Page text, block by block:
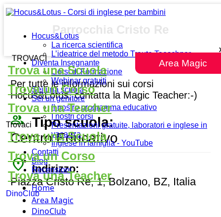
Hocus&Lotus
La ricerca scientifica
L’ideatrice del metodo Traute Taeschner
Diventa Insegnante
Corsi di Formazione
Webinar gratuiti
Sei una scuola
Sei un genitore
Il nostro programma educativo
I nostri corsi
Presentazioni gratuite, laboratori e inglese in
vacanza
Inglese in famiglia - YouTube
Contatti
Blog
Recensioni
Home
Area Magic
DinoClub
Area Magic
TROVACI
Trova una Scuola
Trova un Corso
Trova una Teacher
Trovaci
Trova una Scuola
Trova un Corso
Trova una Teacher
DinoClub
Parrocchia Cristo Re
Per tutte le informazioni sui corsi
Hocus&Lotus, contatta la Magic Teacher:-)
people_outline Tipo scuola:
Centro Educativo
place Indirizzo:
Piazza Cristo Re, 1, Bolzano, BZ, Italia